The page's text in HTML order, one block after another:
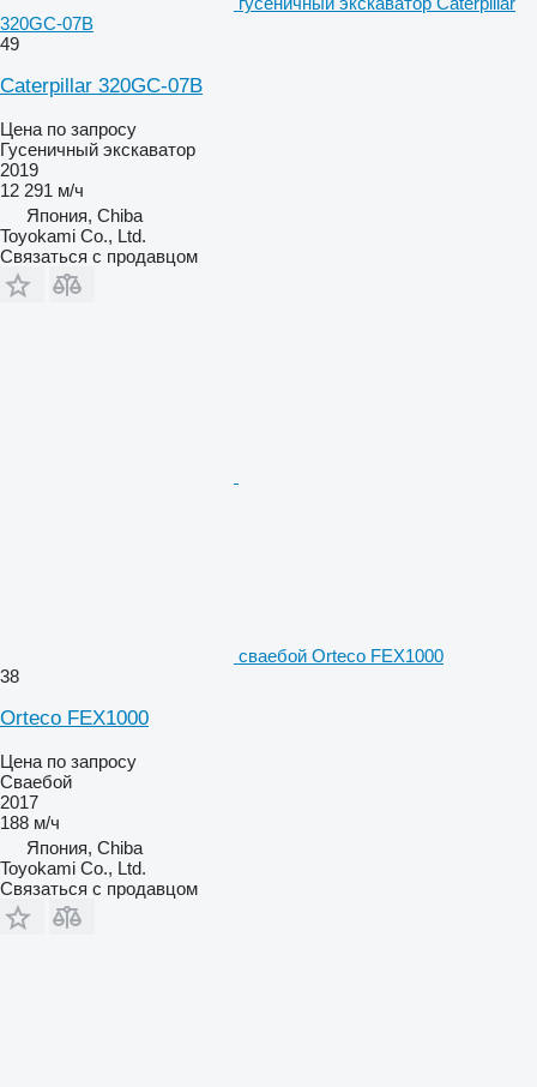
320GC-07B
49
Caterpillar 320GC-07B
Цена по запросу
Гусеничный экскаватор
2019
12 291 м/ч
Япония, Chiba
Toyokami Co., Ltd.
Связаться с продавцом
сваебой Orteco FEX1000
38
Orteco FEX1000
Цена по запросу
Сваебой
2017
188 м/ч
Япония, Chiba
Toyokami Co., Ltd.
Связаться с продавцом